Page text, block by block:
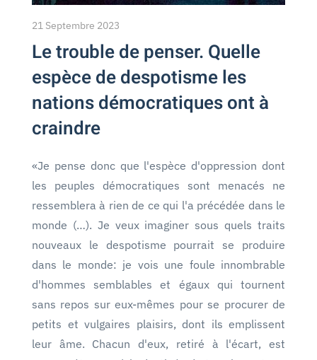
21 Septembre 2023
Le trouble de penser. Quelle
espèce de despotisme les
nations démocratiques ont à
craindre
«Je pense donc que l'espèce d'oppression dont
les peuples démocratiques sont menacés ne
ressemblera à rien de ce qui l'a précédée dans le
monde (…). Je veux imaginer sous quels traits
nouveaux le despotisme pourrait se produire
dans le monde: je vois une foule innombrable
d'hommes semblables et égaux qui tournent
sans repos sur eux-mêmes pour se procurer de
petits et vulgaires plaisirs, dont ils emplissent
leur âme. Chacun d'eux, retiré à l'écart, est